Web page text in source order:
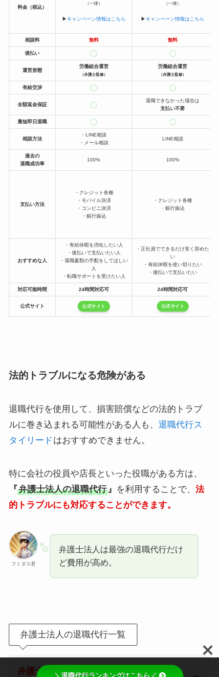
料金（税込）
（一律）
▶︎ キャンペーン情報はこちら
（一律）
▶︎ キャンペーン情報はこちら
相談料 無料 無料
後払い
運営形態
労働組合運営
（弁護士監修）
労働組合運営
（弁護士監修）
有給交渉
全額返金保証
退職できなかった場合は
支払い不要
最短即日退職
相談方法
・LINE相談
・メール相談
LINE相談
過去の
退職成功率
100% 100%
支払い方法
・クレジット各種
・モバイル決済
・コンビニ決済
・銀行振込
・クレジット各種
・銀行振込
おすすめな人
・有給休暇を消化したい人
・後払いで支払いたい人
・退職書類の手配をしてほしい
人
・転職サポートを受けたい人
・正社員でできるだけ安く辞めた
い
・有給休暇を使い切りたい
・後払いで支払いたい
対応可能時間 24時間対応可 24時間対応可
公式サイト 公式サイト 公式サイト
法的トラブルになる危険がある
退職代行を使用して、損害賠償などの法的トラブ
ルに巻き込まれる可能性がある人も、 退職代行ス
タイリード はおすすめできません。
特に会社の役員や店長といった役職がある方は、
『弁護士法人の退職代行』 を利用することで、 法
的トラブルにも対応することができます。
フミダス君
弁護士法人は最強の退職代行だけ
ど費用が高め。
弁護士法人の退職代行一覧
弁護士法人の退職代行一覧はこちら